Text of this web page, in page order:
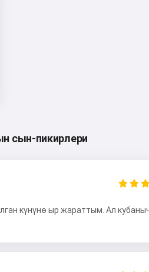
сын-пикирлери
күнүнө ыр жараттым. Ал